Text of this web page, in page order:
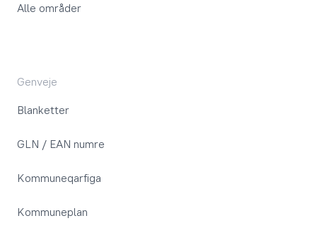
Alle områder
Genveje
Blanketter
GLN / EAN numre
Kommuneqarfiga
Kommuneplan